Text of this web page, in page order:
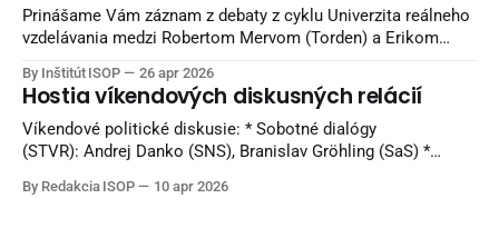
Prinášame Vám záznam z debaty z cyklu Univerzita reálneho
vzdelávania medzi Robertom Mervom (Torden) a Erikom
Kozlovňa v Košiciach. Knihy z vydavateľstva Torden si viete
objednať na INLIBRI online kníhkupectve. Naši sledovatelia
môžu využiť 7 percentnú zľavu. Pri nákupe použite kupón:
ISOPYT-7
By Inštitút ISOP 26 apr 2026
Hostia víkendových diskusných relácií
Víkendové politické diskusie: * Sobotné dialógy
(STVR): Andrej Danko (SNS), Branislav Gröhling (SaS) *
(TA3): Rudolf Huliak (Strana vidieka), Tamara Stohlová (PS) *
By Redakcia ISOP 10 apr 2026